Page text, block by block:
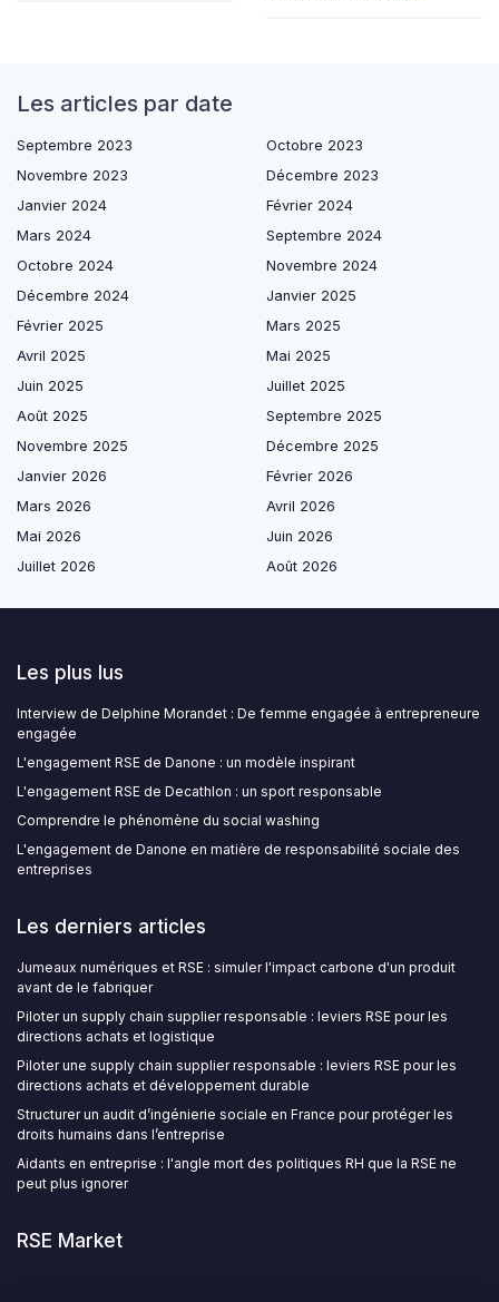
Les articles par date
Septembre 2023
Octobre 2023
Novembre 2023
Décembre 2023
Janvier 2024
Février 2024
Mars 2024
Septembre 2024
Octobre 2024
Novembre 2024
Décembre 2024
Janvier 2025
Février 2025
Mars 2025
Avril 2025
Mai 2025
Juin 2025
Juillet 2025
Août 2025
Septembre 2025
Novembre 2025
Décembre 2025
Janvier 2026
Février 2026
Mars 2026
Avril 2026
Mai 2026
Juin 2026
Juillet 2026
Août 2026
Les plus lus
Interview de Delphine Morandet : De femme engagée à entrepreneure
engagée
L'engagement RSE de Danone : un modèle inspirant
L'engagement RSE de Decathlon : un sport responsable
Comprendre le phénomène du social washing
L'engagement de Danone en matière de responsabilité sociale des
entreprises
Les derniers articles
Jumeaux numériques et RSE : simuler l'impact carbone d'un produit
avant de le fabriquer
Piloter un supply chain supplier responsable : leviers RSE pour les
directions achats et logistique
Piloter une supply chain supplier responsable : leviers RSE pour les
directions achats et développement durable
Structurer un audit d’ingénierie sociale en France pour protéger les
droits humains dans l’entreprise
Aidants en entreprise : l'angle mort des politiques RH que la RSE ne
peut plus ignorer
RSE Market